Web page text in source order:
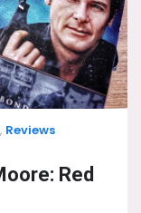
, Reviews
Red